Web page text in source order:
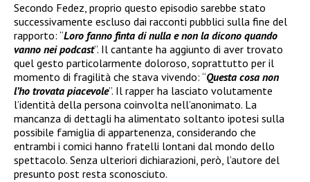
Secondo Fedez, proprio questo episodio sarebbe stato
successivamente escluso dai racconti pubblici sulla fine del
rapporto: “Loro fanno finta di nulla e non la dicono quando
vanno nei podcast”. Il cantante ha aggiunto di aver trovato
quel gesto particolarmente doloroso, soprattutto per il
momento di fragilità che stava vivendo: “Questa cosa non
l’ho trovata piacevole”. Il rapper ha lasciato volutamente
l’identità della persona coinvolta nell’anonimato. La
mancanza di dettagli ha alimentato soltanto ipotesi sulla
possibile famiglia di appartenenza, considerando che
entrambi i comici hanno fratelli lontani dal mondo dello
spettacolo. Senza ulteriori dichiarazioni, però, l’autore del
presunto post resta sconosciuto.